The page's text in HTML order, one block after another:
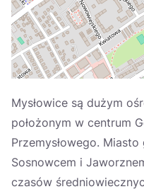
Mysłowice są dużym
położonym w centrum
Przemysłowego.
Sosnowcem i
czasów